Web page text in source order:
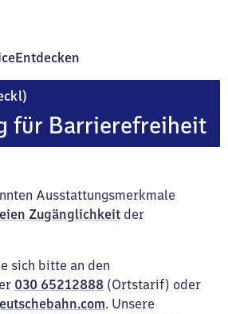
Entdecken
für Barrierefreiheit
Ausstattungsmerkmale
Zugänglichkeit der
sich bitte an den
030 65212888 (Ortstarif) oder
. Unsere